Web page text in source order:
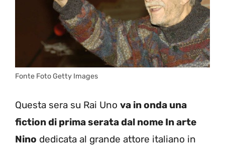
Fonte Foto Getty Images
Questa sera su Rai Uno va in onda una
fiction di prima serata dal nome In arte
Nino dedicata al grande attore italiano in